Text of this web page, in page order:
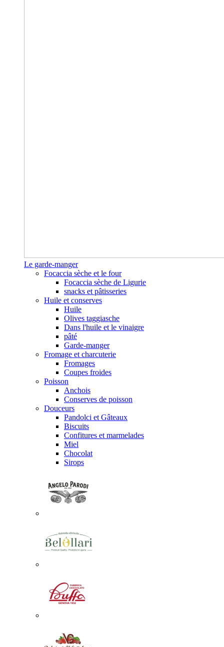
Le garde-manger
Focaccia sèche et le four
Focaccia sèche de Ligurie
snacks et pâtisseries
Huile et conserves
Huile
Olives taggiasche
Dans l'huile et le vinaigre
pâté
Garde-manger
Fromage et charcuterie
Fromages
Coupes froides
Poisson
Anchois
Conserves de poisson
Douceurs
Pandolci et Gâteaux
Biscuits
Confitures et marmelades
Miel
Chocolat
Sirops